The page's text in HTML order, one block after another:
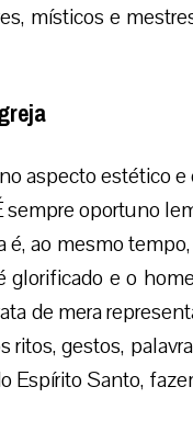
místicos e
aspecto estético
sempre oportuno
ao mesmo
glorificado e o
de mera
ritos, gestos,
Espírito Santo,